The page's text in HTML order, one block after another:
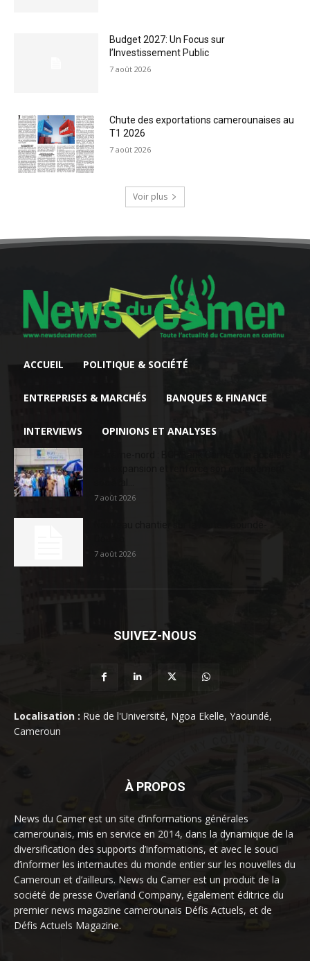
Budget 2027: Un Focus sur
l’Investissement Public
7 août 2026
Chute des exportations camerounaises au
T1 2026
7 août 2026
Voir plus
ACCUEIL POLITIQUE & SOCIÉTÉ
ENTREPRISES & MARCHÉS BANQUES & FINANCE
INTERVIEWS OPINIONS ET ANALYSES
7 août 2026
7 août 2026
SUIVEZ-NOUS
Localisation : Rue de l'Université, Ngoa Ekelle, Yaoundé,
Cameroun
À PROPOS
News du Camer est un site d’informations générales
camerounais, mis en service en 2014, dans la dynamique de la
diversification des supports d’informations, et avec le souci
d’informer les internautes du monde entier sur les nouvelles du
Cameroun et d’ailleurs. News du Camer est un produit de la
société de presse Overland Company, également éditrice du
premier news magazine camerounais Défis Actuels, et de
Défis Actuels Magazine.